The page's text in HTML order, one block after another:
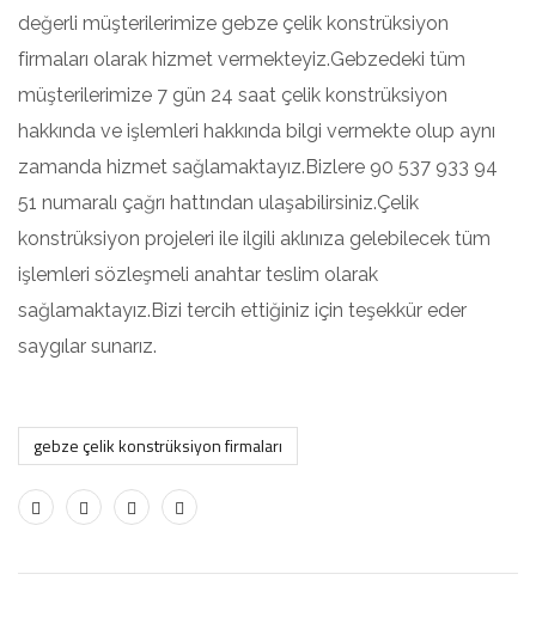
değerli müşterilerimize gebze çelik konstrüksiyon
firmaları olarak hizmet vermekteyiz.Gebzedeki tüm
müşterilerimize 7 gün 24 saat çelik konstrüksiyon
hakkında ve işlemleri hakkında bilgi vermekte olup aynı
zamanda hizmet sağlamaktayız.Bizlere 90 537 933 94
51 numaralı çağrı hattından ulaşabilirsiniz.Çelik
konstrüksiyon projeleri ile ilgili aklınıza gelebilecek tüm
işlemleri sözleşmeli anahtar teslim olarak
sağlamaktayız.Bizi tercih ettiğiniz için teşekkür eder
saygılar sunarız.
gebze çelik konstrüksiyon firmaları